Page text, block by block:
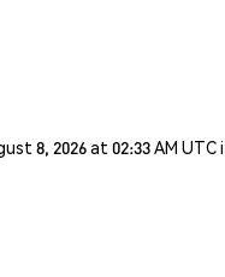
8, 2026 at 02:33 AM